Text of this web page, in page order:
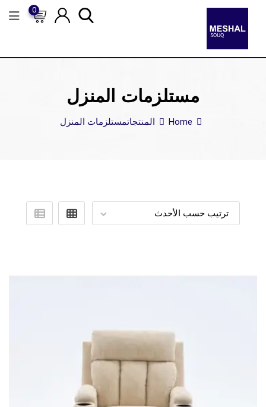
0
مستلزمات المنزل
Home المنتجاتمستلزمات المنزل